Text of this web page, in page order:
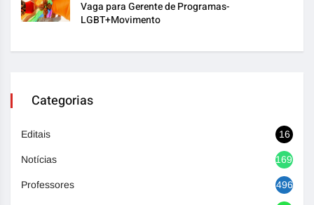
Vaga para Gerente de Programas-
LGBT+Movimento
Categorias
Editais 16
Notícias 1692
Professores 496